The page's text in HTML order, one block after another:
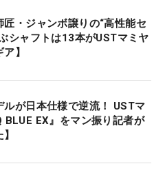
匠・ジャンボ譲りの“高性能セ
シャフトは13本がUSTマミヤ
】
ルが日本仕様で逆流！ USTマ
BLUE EX』をマン振り記者が